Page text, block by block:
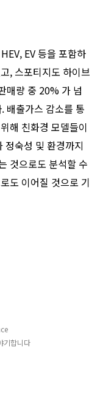
EV 등을 포함하
, 스포티지도 하이브
매량 중 20% 가 넘
배출가스 감소를 통
해 친화경 모델들이
정숙성 및 환경까지
것으로도 분석할 수
도 이어질 것으로 기
기합니다